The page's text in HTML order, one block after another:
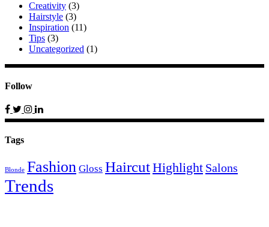
Creativity (3)
Hairstyle (3)
Inspiration (11)
Tips (3)
Uncategorized (1)
Follow
Tags
Blonde Fashion Gloss HaircutHighlight Salons
Trends